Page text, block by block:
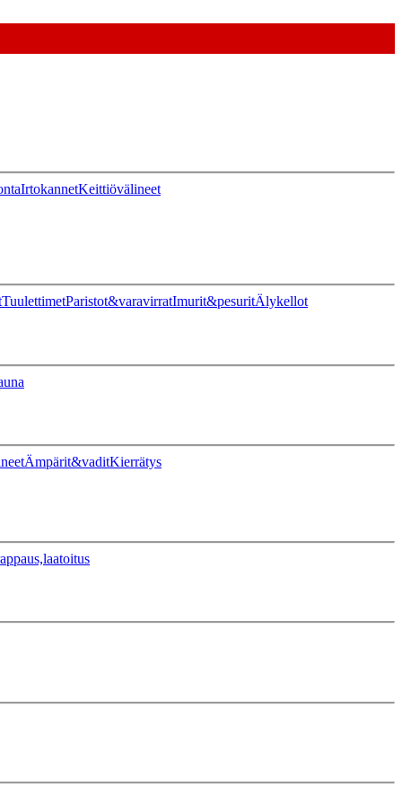
IrtokannetKeittiövälineet
TuulettimetParistot&varavirratImurit&pesuritÄlykellot
Ämpärit&vaditKierrätys